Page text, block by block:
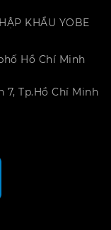
KHẨU YOBE
Hồ Chí Minh
Tp.Hồ Chí Minh